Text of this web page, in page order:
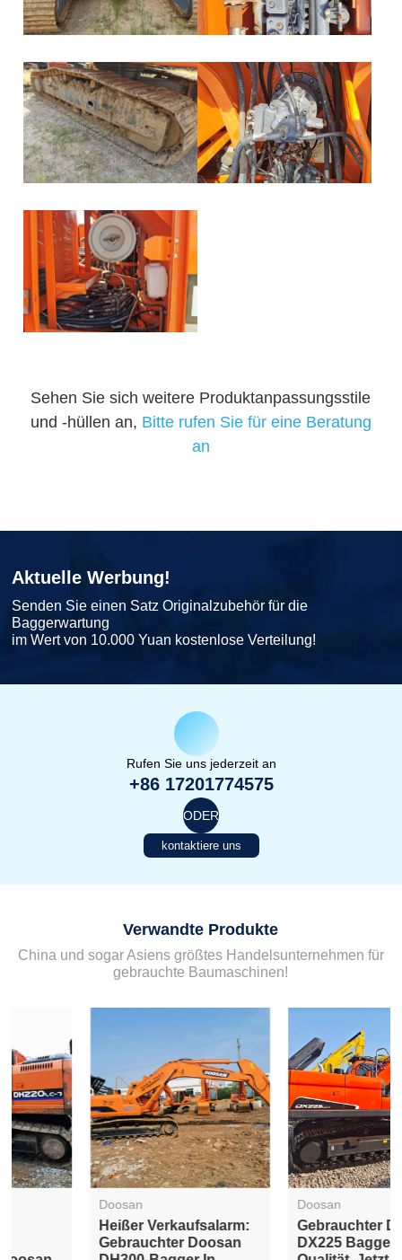
Sehen Sie sich weitere Produktanpassungsstile
und -hüllen an, Bitte rufen Sie für eine Beratung
an
Aktuelle Werbung!
Senden Sie einen Satz Originalzubehör für die
Baggerwartung
im Wert von 10.000 Yuan kostenlose Verteilung!
Rufen Sie uns jederzeit an
+86 17201774575
ODER
kontaktiere uns
Verwandte Produkte
China und sogar Asiens größtes Handelsunternehmen für
gebrauchte Baumaschinen!
Heißer Verkaufsalarm:
Gebrauchter Doosan
Gebrauchter Doosan
DX225 Bagger: Hohe